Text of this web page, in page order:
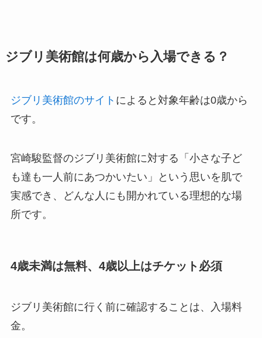
ジブリ美術館は何歳から入場できる？
ジブリ美術館のサイト によると対象年齢は0歳から
です。
宮崎駿監督のジブリ美術館に対する「小さな子ど
も達も一人前にあつかいたい」という思いを肌で
実感でき、どんな人にも開かれている理想的な場
所です。
4歳未満は無料、4歳以上はチケット必須
ジブリ美術館に行く前に確認することは、入場料
金。